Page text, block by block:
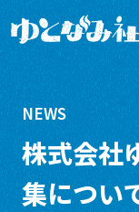
NEWS
株式会社
集につい